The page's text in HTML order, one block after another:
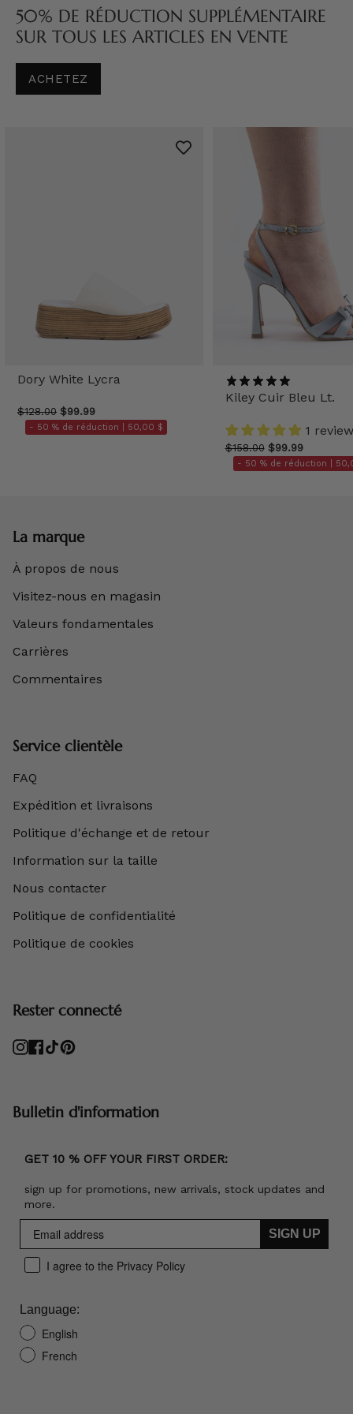
50% DE RÉDUCTION SUPPLÉMENTAIRE
SUR TOUS LES ARTICLES EN VENTE
ACHETEZ
Dory White Lycra
$128.00 $99.99
- 50 % de réduction | 50,00 $
Kiley Cuir Bleu Lt.
1 review
$158.00 $99.99
- 50 % de réduction |
La marque
À propos de nous
Visitez-nous en magasin
Valeurs fondamentales
Carrières
Commentaires
Service clientèle
FAQ
Expédition et livraisons
Politique d'échange et de retour
Information sur la taille
Nous contacter
Politique de confidentialité
Politique de cookies
Rester connecté
Instagram
Facebook
TikTokPinterest
Bulletin d'information
GET 10 % OFF YOUR FIRST ORDER:
sign up for promotions, new arrivals, stock updates and
more.
SIGN UP
I agree to the Privacy Policy
Language:
English
French